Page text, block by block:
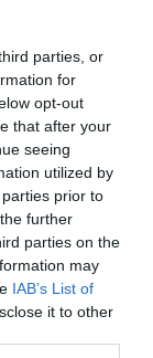
parties, or
for
opt-out
that after your
seeing
utilized by
prior to
further
parties on the
may
IAB’s List of
it to other
Διεύθυνσης
αιγίδα του